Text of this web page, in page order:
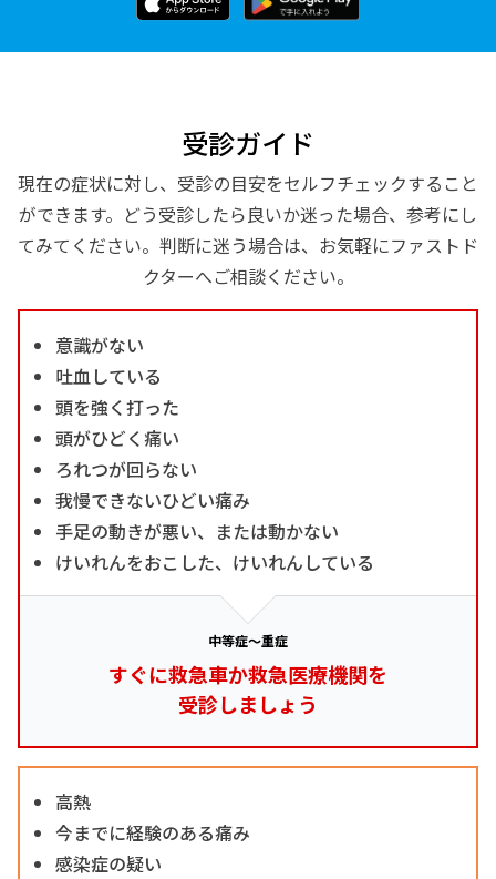
受診ガイド
現在の症状に対し、受診の目安をセルフチェックすること
ができます。どう受診したら良いか迷った場合、参考にし
てみてください。判断に迷う場合は、お気軽にファストド
クターへご相談ください。
意識がない
吐血している
頭を強く打った
頭がひどく痛い
ろれつが回らない
我慢できないひどい痛み
手足の動きが悪い、または動かない
けいれんをおこした、けいれんしている
中等症～重症
すぐに救急車か救急医療機関を
受診しましょう
高熱
今までに経験のある痛み
感染症の疑い